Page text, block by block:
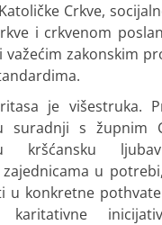
Crkve,
i crkvenom
važećim zakonskim
je višestruka.
suradnji s župnim
kršćansku
u
u konkretne
karitativne